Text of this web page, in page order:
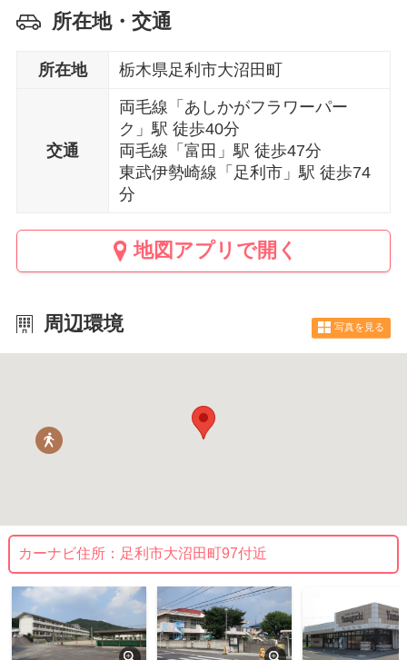
所在地・交通
所在地 栃木県足利市大沼田町
交通
両毛線「あしかがフラワーパー
ク」駅 徒歩40分
両毛線「富田」駅 徒歩47分
東武伊勢崎線「足利市」駅 徒歩74
分
地図アプリで開く
周辺環境 写真を見る
カーナビ住所： 足利市大沼田町97付近